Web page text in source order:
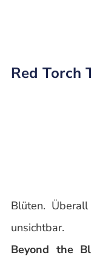
Red Torch
Blüten.
unsichtbar.
Beyond the